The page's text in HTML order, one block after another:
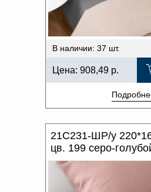
В наличии: 37 шт.
Цена: 908,49 р.
21С231-ШР/у
цв. 199 серо-